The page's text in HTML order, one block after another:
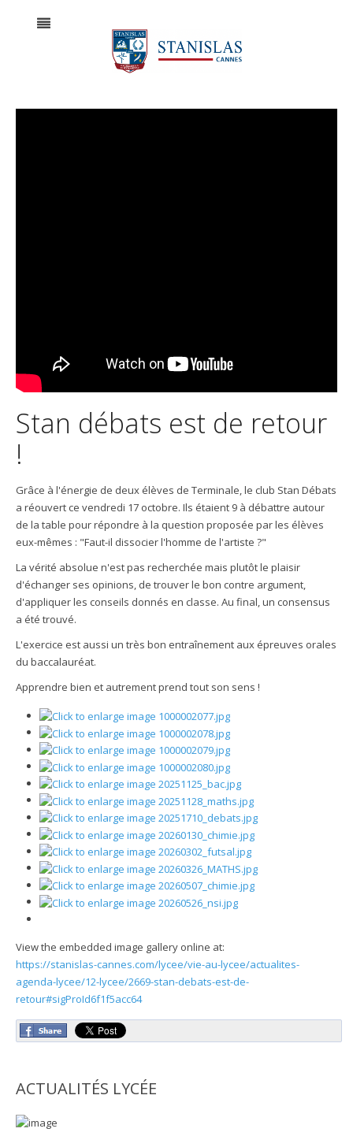
Stan débats est de retour
!
Grâce à l'énergie de deux élèves de Terminale, le club Stan Débats
a réouvert ce vendredi 17 octobre. Ils étaient 9 à débattre autour
de la table pour répondre à la question proposée par les élèves
eux-mêmes : "Faut-il dissocier l'homme de l'artiste ?"
La vérité absolue n'est pas recherchée mais plutôt le plaisir
d'échanger ses opinions, de trouver le bon contre argument,
d'appliquer les conseils donnés en classe. Au final, un consensus
a été trouvé.
L'exercice est aussi un très bon entraînement aux épreuves orales
du baccalauréat.
Apprendre bien et autrement prend tout son sens !
View the embedded image gallery online at:
https://stanislas-cannes.com/lycee/vie-au-lycee/actualites-
agenda-lycee/12-lycee/2669-stan-debats-est-de-
retour#sigProId6f1f5acc64
ACTUALITÉS LYCÉE